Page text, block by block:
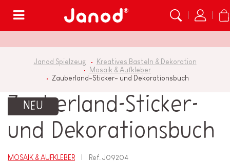
Janod Spielzeug
Kreatives Basteln & Dekoration
Mosaik & Aufkleber
Zauberland-Sticker- und Dekorationsbuch
NEU
Zauberland-Sticker-
und Dekorationsbuch
MOSAIK & AUFKLEBER Ref.J09204